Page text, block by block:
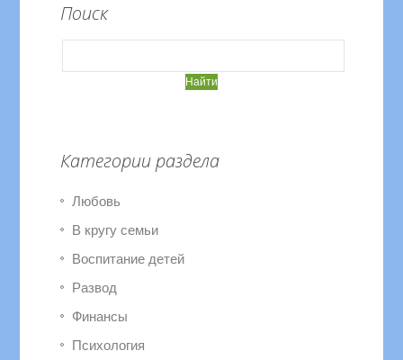
Поиск
Категории раздела
Любовь
В кругу семьи
Воспитание детей
Развод
Финансы
Психология